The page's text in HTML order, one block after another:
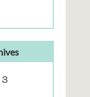
ついて